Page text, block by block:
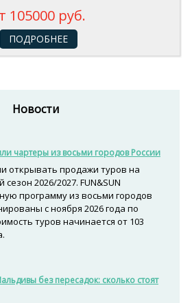
105000 руб.
ПОДРОБНЕЕ
Новости
чартеры из восьми городов России
открывать продажи туров на
2026/2027. FUN&SUN
программу из восьми городов
с ноября 2026 года по
туров начинается от 103
без пересадок: сколько стоят